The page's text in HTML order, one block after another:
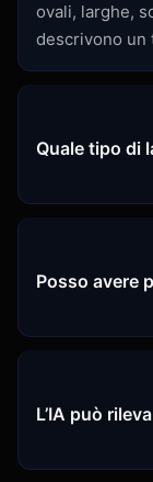
ovali, larghe,
descrivono un
Quale tipo di
Posso avere
L’IA può